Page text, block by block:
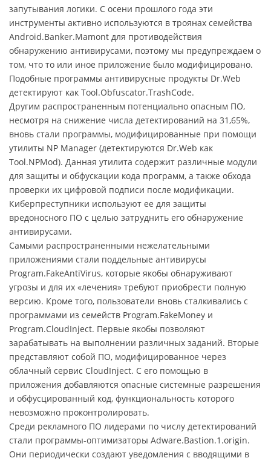
запутывания логики. C осени прошлого года эти
инструменты активно используются в троянах семейства
Android.Banker.Mamont для противодействия
обнаружению антивирусами, поэтому мы предупреждаем о
том, что то или иное приложение было модифицировано.
Подобные программы антивирусные продукты Dr.Web
детектируют как Tool.Obfuscator.TrashCode.
Другим распространенным потенциально опасным ПО,
несмотря на снижение числа детектирований на 31,65%,
вновь стали программы, модифицированные при помощи
утилиты NP Manager (детектируются Dr.Web как
Tool.NPMod). Данная утилита содержит различные модули
для защиты и обфускации кода программ, а также обхода
проверки их цифровой подписи после модификации.
Киберпреступники используют ее для защиты
вредоносного ПО с целью затруднить его обнаружение
антивирусами.
Самыми распространенными нежелательными
приложениями стали поддельные антивирусы
Program.FakeAntiVirus, которые якобы обнаруживают
угрозы и для их «лечения» требуют приобрести полную
версию. Кроме того, пользователи вновь сталкивались с
программами из семейств Program.FakeMoney и
Program.CloudInject. Первые якобы позволяют
зарабатывать на выполнении различных заданий. Вторые
представляют собой ПО, модифицированное через
облачный сервис CloudInject. С его помощью в
приложения добавляются опасные системные разрешения
и обфусцированный код, функциональность которого
невозможно проконтролировать.
Среди рекламного ПО лидерами по числу детектирований
стали программы-оптимизаторы Adware.Bastion.1.origin.
Они периодически создают уведомления с вводящими в